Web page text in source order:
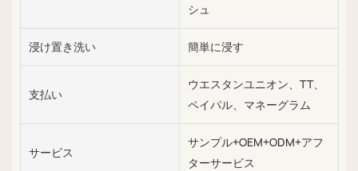
シュ
浸け置き洗い 簡単に浸す
支払い
ウエスタンユニオン、TT、
ペイパル、マネーグラム
サービス
サンプル+OEM+ODM+アフ
ターサービス